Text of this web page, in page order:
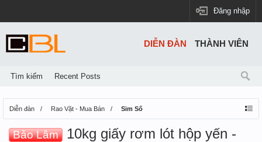
Đăng nhập
Diễn đàn Rao Vặt - Mua Bán Sim Số
Bảo Lâm
10kg giấy rơm lót hộp yến -
DIỄN ĐÀN
Tìm kiếm Recent Posts
THÀNH VIÊN